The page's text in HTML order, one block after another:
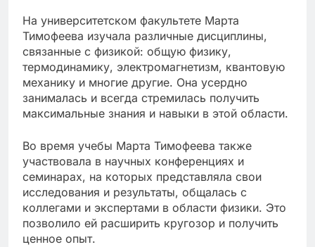
На университетском факультете Марта
Тимофеева изучала различные дисциплины,
связанные с физикой: общую физику,
термодинамику, электромагнетизм, квантовую
механику и многие другие. Она усердно
занималась и всегда стремилась получить
максимальные знания и навыки в этой области.
Во время учебы Марта Тимофеева также
участвовала в научных конференциях и
семинарах, на которых представляла свои
исследования и результаты, общалась с
коллегами и экспертами в области физики. Это
позволило ей расширить кругозор и получить
ценное опыт.